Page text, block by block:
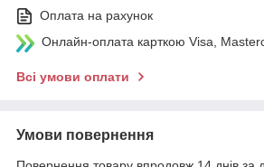
Оплата на рахунок
Онлайн-оплата карткою Visa,
Всі умови оплати
Умови повернення